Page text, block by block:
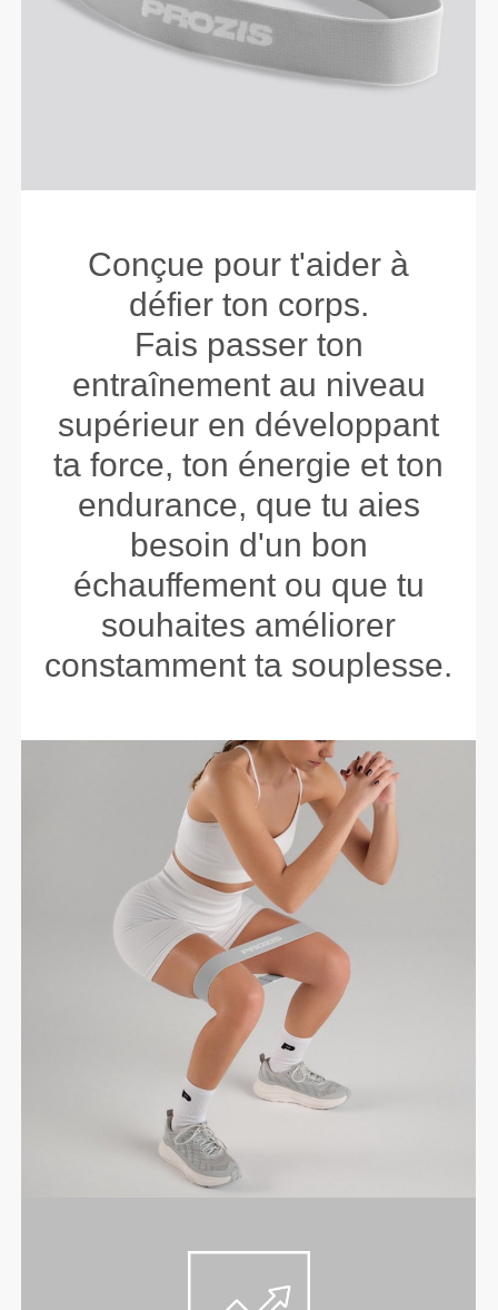
Conçue pour t'aider à
défier ton corps.
Fais passer ton
entraînement au niveau
supérieur en développant
ta force, ton énergie et ton
endurance, que tu aies
besoin d'un bon
échauffement ou que tu
souhaites améliorer
constamment ta souplesse.